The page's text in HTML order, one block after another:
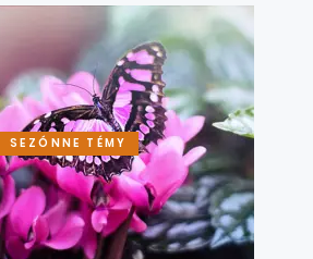
SEZÓNNE TÉMY